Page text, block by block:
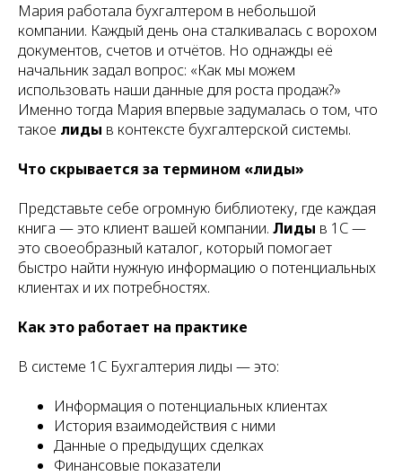
Мария работала бухгалтером в небольшой
компании. Каждый день она сталкивалась с ворохом
документов, счетов и отчётов. Но однажды её
начальник задал вопрос: «Как мы можем
использовать наши данные для роста продаж?»
Именно тогда Мария впервые задумалась о том, что
такое лиды в контексте бухгалтерской системы.
Что скрывается за термином «лиды»
Представьте себе огромную библиотеку, где каждая
книга — это клиент вашей компании. Лиды в 1С —
это своеобразный каталог, который помогает
быстро найти нужную информацию о потенциальных
клиентах и их потребностях.
Как это работает на практике
В системе 1С Бухгалтерия лиды — это:
Информация о потенциальных клиентах
История взаимодействия с ними
Данные о предыдущих сделках
Финансовые показатели